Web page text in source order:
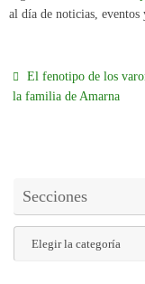
al día de noticias,
El fenotipo de los
la familia de Amarna
Secciones